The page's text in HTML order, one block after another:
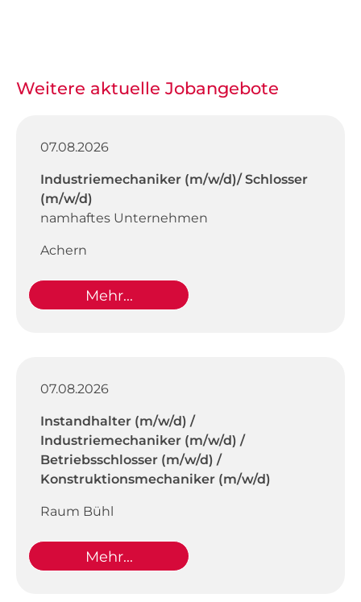
Weitere aktuelle Jobangebote
07.08.2026
Industriemechaniker (m/w/d)/ Schlosser
(m/w/d)
namhaftes Unternehmen
Achern
Mehr...
07.08.2026
Instandhalter (m/w/d) /
Industriemechaniker (m/w/d) /
Betriebsschlosser (m/w/d) /
Konstruktionsmechaniker (m/w/d)
Raum Bühl
Mehr...